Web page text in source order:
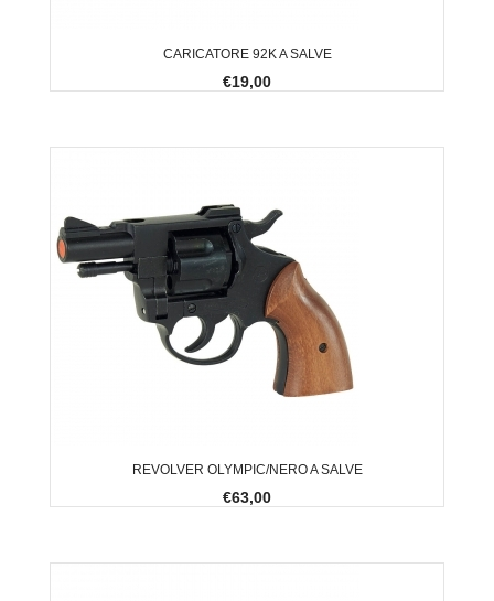
CARICATORE 92K A SALVE
€19,00
REVOLVER OLYMPIC/NERO A SALVE
€63,00